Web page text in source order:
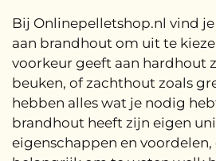
Bij Onlinepelletshop.nl vind
aan brandhout om uit te
voorkeur geeft aan hardhout
beuken, of zachthout zoals
hebben alles wat je nodig
brandhout heeft zijn eigen
eigenschappen en voordelen,